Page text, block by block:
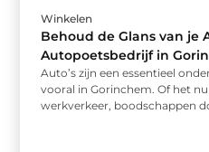
Winkelen
Behoud de Glans van je
Autopoetsbedrijf in
Auto’s zijn een essentieel
vooral in Gorinchem. Of het
werkverkeer, boodschappen